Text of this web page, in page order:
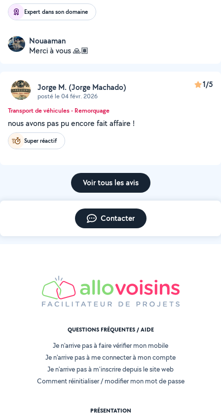
Expert dans son domaine
Nouaaman
Merci à vous 🙏🏽
Jorge M. (Jorge Machado)
posté le 04 févr. 2026
1/5
Transport de véhicules - Remorquage
nous avons pas pu encore fait affaire !
Super réactif
Voir tous les avis
Contacter
QUESTIONS FRÉQUENTES / AIDE
Je n'arrive pas à faire vérifier mon mobile
Je n'arrive pas à me connecter à mon compte
Je n'arrive pas à m'inscrire depuis le site web
Comment réinitialiser / modifier mon mot de passe
PRÉSENTATION